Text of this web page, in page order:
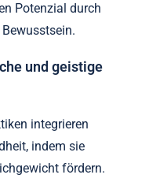
Potenzial durch
und geistige
integrieren
indem sie
fördern.